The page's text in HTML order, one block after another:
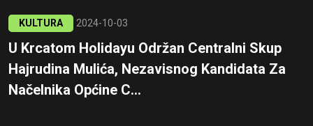
KULTURA 2024-10-03
U Krcatom Holidayu Održan Centralni Skup
Hajrudina Mulića, Nezavisnog Kandidata Za
Načelnika Općine C...